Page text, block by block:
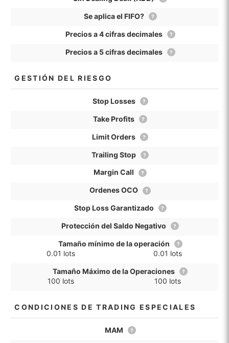
Se aplica el FIFO? ?
Precios a 4 cifras decimales ?
Precios a 5 cifras decimales ?
GESTIÓN DEL RIESGO
Stop Losses ?
Take Profits ?
Limit Orders ?
Trailing Stop ?
Margin Call ?
Ordenes OCO ?
Stop Loss Garantizado ?
Protección del Saldo Negativo ?
Tamaño mínimo de la operación ?
0.01 lots 0.01 lots
Tamaño Máximo de la Operaciones ?
100 lots 100 lots
CONDICIONES DE TRADING ESPECIALES
MAM ?